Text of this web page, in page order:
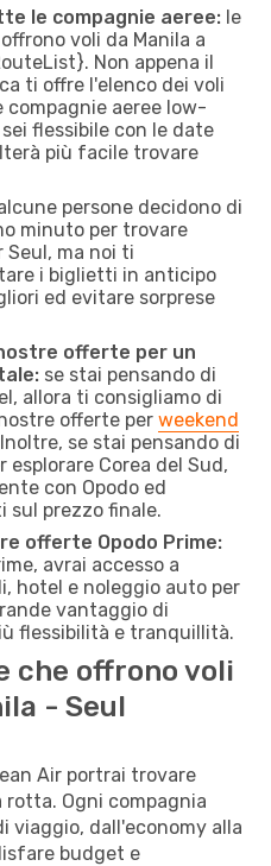
le compagnie aeree: le
voli da Manila a
Non appena il
ti offre l'elenco dei voli
aeree low-
flessibile con le date
più facile trovare
persone decidono di
minuto per trovare
ma noi ti
i biglietti in anticipo
ed evitare sorprese
offerte per un
se stai pensando di
allora ti consigliamo di
offerte per weekend
se stai pensando di
Corea del Sud,
con Opodo ed
sul prezzo finale.
offerte Opodo Prime:
avrai accesso a
hotel e noleggio auto per
vantaggio di
flessibilità e tranquillità.
che offrono voli
- Seul
Air portrai trovare
Ogni compagnia
viaggio, dall'economy alla
budget e